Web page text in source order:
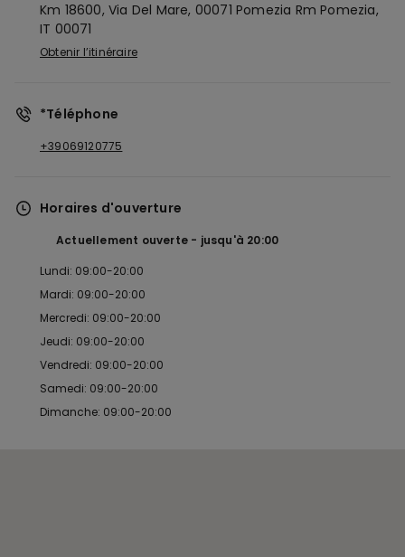
Km 18600, Via Del Mare, 00071 Pomezia RmPomezia,
IT 00071
Obtenir l’itinéraire
*Téléphone
+39069120775
Horaires d'ouverture
Actuellement ouverte jusqu'à 20:00
Lundi: 09:00-20:00
Mardi: 09:00-20:00
Mercredi: 09:00-20:00
Jeudi: 09:00-20:00
Vendredi: 09:00-20:00
Samedi: 09:00-20:00
Dimanche: 09:00-20:00